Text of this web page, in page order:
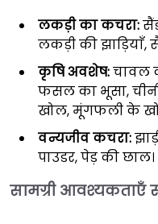
लकड़ी का कचरा:
लकड़ी की झाड़ियाँ,
कृषि अवशेष:चावल
फसल का भूसा,
खोल, मूंगफली के
वन्यजीव कचरा:
पाउडर, पेड़ की छाल।
सामग्री आवश्यकताएँ